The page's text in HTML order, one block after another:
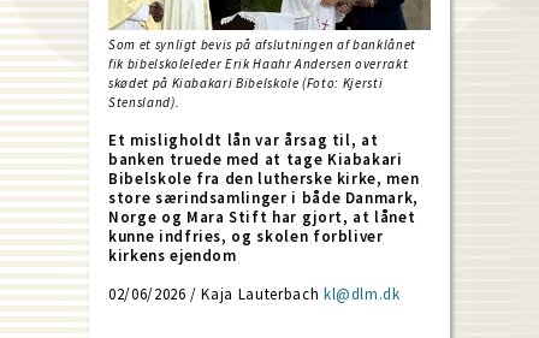
Som et synligt bevis på afslutningen af banklånet
fik bibelskoleleder Erik Haahr Andersen overrakt
skødet på Kiabakari Bibelskole (Foto: Kjersti
Stensland).
Et misligholdt lån var årsag til, at
banken truede med at tage Kiabakari
Bibelskole fra den lutherske kirke, men
store særindsamlinger i både Danmark,
Norge og Mara Stift har gjort, at lånet
kunne indfries, og skolen forbliver
kirkens ejendom
02/06/2026 / Kaja Lauterbach kl@dlm.dk